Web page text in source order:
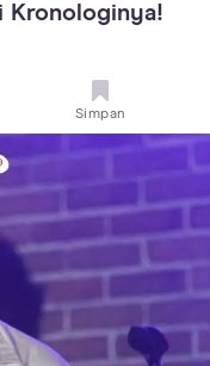
Kronologinya!
Simpan